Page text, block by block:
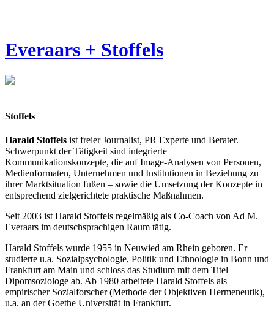
Everaars + Stoffels
Stoffels
Harald Stoffels ist freier Journalist, PR Experte und Berater.
Schwerpunkt der Tätigkeit sind integrierte
Kommunikationskonzepte, die auf Image-Analysen von Personen,
Medienformaten, Unternehmen und Institutionen in Beziehung zu
ihrer Marktsituation fußen – sowie die Umsetzung der Konzepte in
entsprechend zielgerichtete praktische Maßnahmen.
Seit 2003 ist Harald Stoffels regelmäßig als Co-Coach von Ad M.
Everaars im deutschsprachigen Raum tätig.
Harald Stoffels wurde 1955 in Neuwied am Rhein geboren. Er
studierte u.a. Sozialpsychologie, Politik und Ethnologie in Bonn und
Frankfurt am Main und schloss das Studium mit dem Titel
Dipomsoziologe ab. Ab 1980 arbeitete Harald Stoffels als
empirischer Sozialforscher (Methode der Objektiven Hermeneutik),
u.a. an der Goethe Universität in Frankfurt.